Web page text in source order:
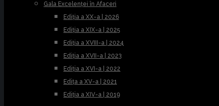
Gala Excelenței în Afaceri
Ediția a XX-a | 2026
Ediția a XIX-a | 2025
Ediția a XVIII-a | 2024
Ediția a XVII-a | 2023
Ediția a XVI-a | 2022
Edița a XV-a | 2021
Ediția a XIV-a | 2019